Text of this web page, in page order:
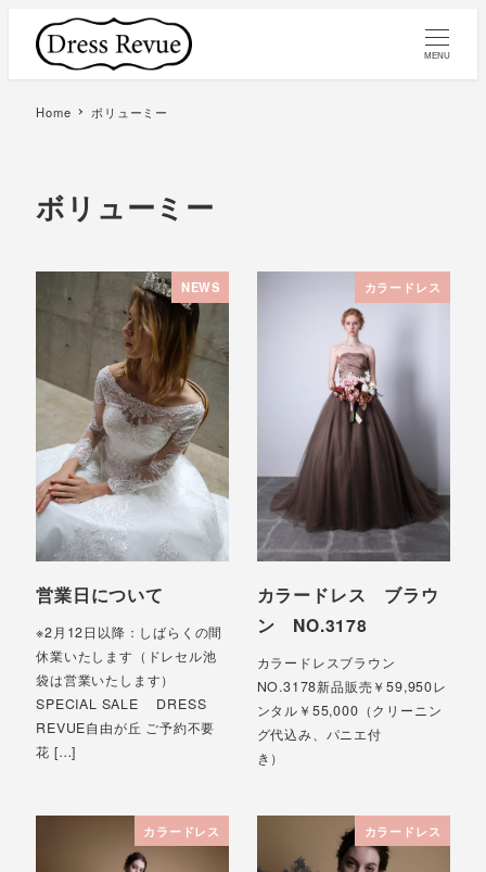
MENU
Home ボリューミー
ボリューミー
NEWS
営業日について
※2月12日以降：しばらくの間
休業いたします（ドレセル池
袋は営業いたします）
SPECIAL SALE DRESS
REVUE自由が丘 ご予約不要
花 […]
カラードレス
カラードレス ブラウ
ン NO.3178
カラードレスブラウン
NO.3178新品販売￥59,950レ
ンタル￥55,000（クリーニン
グ代込み、パニエ付
き）
カラードレス カラードレス